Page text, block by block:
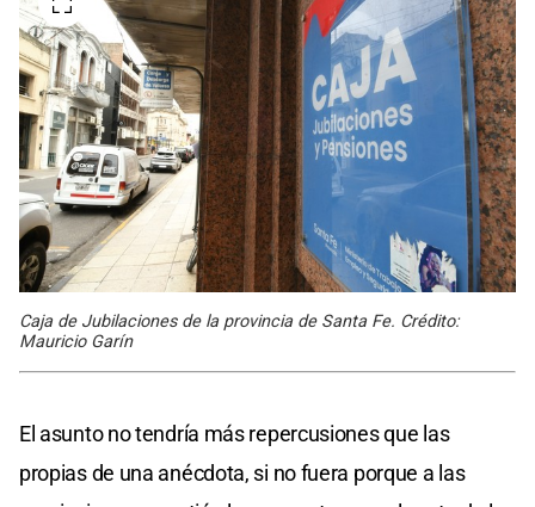
Caja de Jubilaciones de la provincia de Santa Fe. Crédito:
Mauricio Garín
El asunto no tendría más repercusiones que las
propias de una anécdota, si no fuera porque a las